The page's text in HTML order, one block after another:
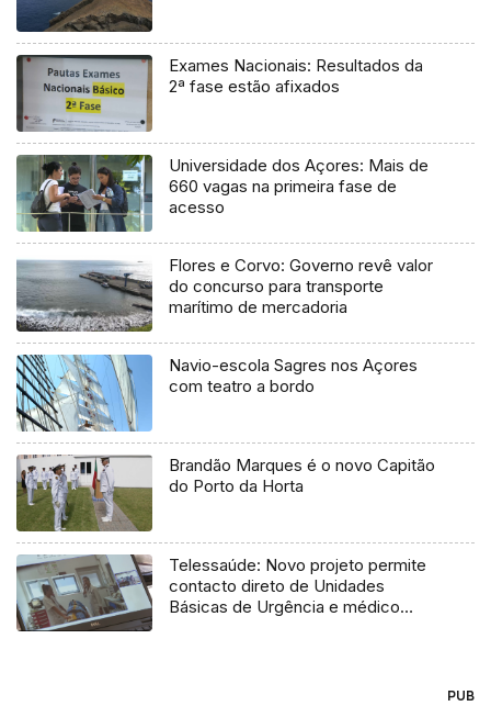
Exames Nacionais: Resultados da
2ª fase estão afixados
Universidade dos Açores: Mais de
660 vagas na primeira fase de
acesso
Flores e Corvo: Governo revê valor
do concurso para transporte
marítimo de mercadoria
Navio-escola Sagres nos Açores
com teatro a bordo
Brandão Marques é o novo Capitão
do Porto da Horta
Telessaúde: Novo projeto permite
contacto direto de Unidades
Básicas de Urgência e médico
PUB